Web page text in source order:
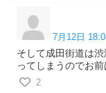
7月12日
そして成田街道は
ってしまうのでお
2